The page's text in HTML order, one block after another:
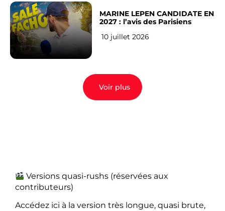
MARINE LEPEN CANDIDATE EN
2027 : l’avis des Parisiens
10 juillet 2026
Voir plus
Versions quasi-rushs (réservées aux
contributeurs)
Accédez ici à la version très longue, quasi brute,